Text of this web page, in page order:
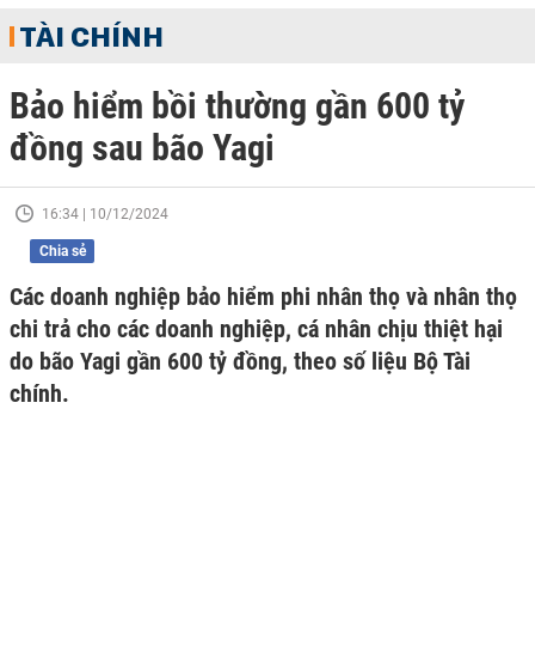
TÀI CHÍNH
Bảo hiểm bồi thường gần 600 tỷ
đồng sau bão Yagi
16:34 | 10/12/2024
Chia sẻ
Các doanh nghiệp bảo hiểm phi nhân thọ và nhân thọ
chi trả cho các doanh nghiệp, cá nhân chịu thiệt hại
do bão Yagi gần 600 tỷ đồng, theo số liệu Bộ Tài
chính.